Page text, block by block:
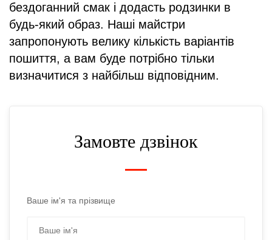
бездоганний смак і додасть родзинки в
будь-який образ. Наші майстри
запропонують велику кількість варіантів
пошиття, а вам буде потрібно тільки
визначитися з найбільш відповідним.
Замовте дзвінок
Ваше ім'я та прізвище